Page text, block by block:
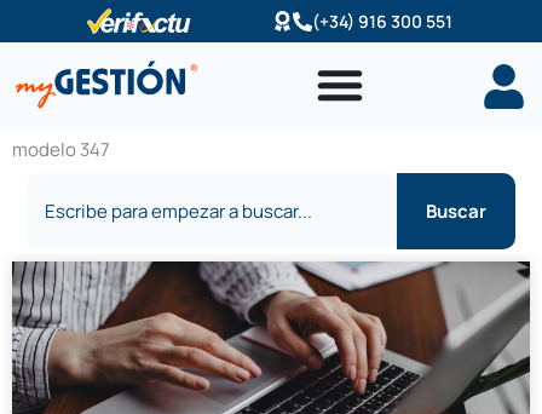
al
contenido
(+34) 916 300 551
modelo 347
Buscar